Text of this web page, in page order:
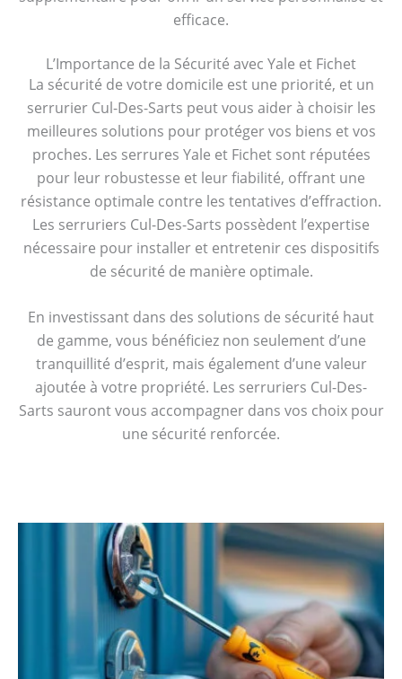
efficace.
L’Importance de la Sécurité avec Yale et Fichet
La sécurité de votre domicile est une priorité, et un
serrurier Cul-Des-Sarts peut vous aider à choisir les
meilleures solutions pour protéger vos biens et vos
proches. Les serrures Yale et Fichet sont réputées
pour leur robustesse et leur fiabilité, offrant une
résistance optimale contre les tentatives d’effraction.
Les serruriers Cul-Des-Sarts possèdent l’expertise
nécessaire pour installer et entretenir ces dispositifs
de sécurité de manière optimale.
En investissant dans des solutions de sécurité haut
de gamme, vous bénéficiez non seulement d’une
tranquillité d’esprit, mais également d’une valeur
ajoutée à votre propriété. Les serruriers Cul-Des-
Sarts sauront vous accompagner dans vos choix pour
une sécurité renforcée.